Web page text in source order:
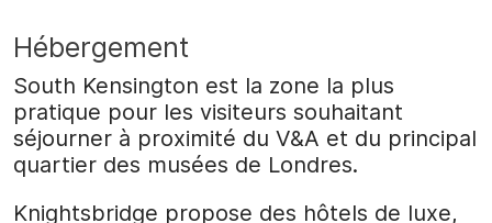
Hébergement
South Kensington est la zone la plus
pratique pour les visiteurs souhaitant
séjourner à proximité du V&A et du principal
quartier des musées de Londres.
Knightsbridge propose des hôtels de luxe,